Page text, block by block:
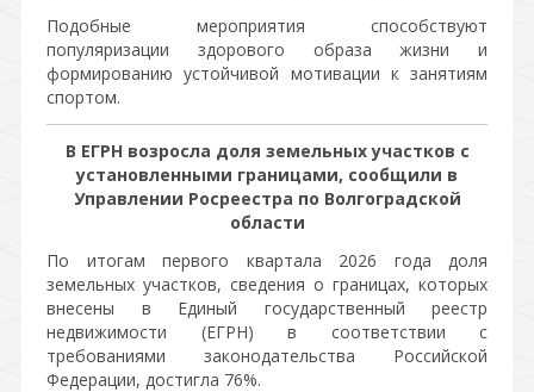
Подобные мероприятия способствуют
популяризации здорового образа жизни и
формированию устойчивой мотивации к занятиям
спортом.
В ЕГРН возросла доля земельных участков с
установленными границами, сообщили в
Управлении Росреестра по Волгоградской
области
По итогам первого квартала 2026 года доля
земельных участков, сведения о границах, которых
внесены в Единый государственный реестр
недвижимости (ЕГРН) в соответствии с
требованиями законодательства Российской
Федерации, достигла 76%.